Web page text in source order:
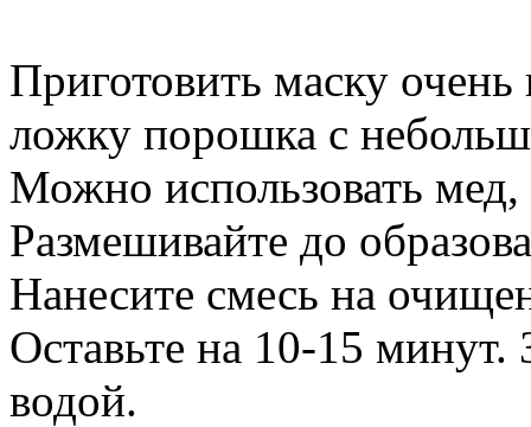
Приготовить маску
ложку порошка с
Можно использовать мед,
Размешивайте до
Нанесите смесь на
Оставьте на 10-15 минут.
водой.